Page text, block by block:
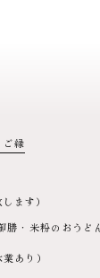
ご縁
ます）
膳・米粉のおう
あり）